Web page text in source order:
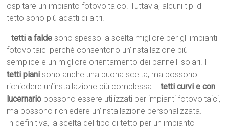
ospitare un impianto fotovoltaico. Tuttavia, alcuni tipi di
tetto sono più adatti di altri.
Itetti a falde sono spesso la scelta migliore per gli impianti
fotovoltaici perché consentono un’installazione più
semplice e un migliore orientamento dei pannelli solari. I
tetti piani sono anche una buona scelta, ma possono
richiedere un’installazione più complessa. Itetti curvi e con
lucernario possono essere utilizzati per impianti fotovoltaici,
ma possono richiedere un’installazione personalizzata.
In definitiva, la scelta del tipo di tetto per un impianto